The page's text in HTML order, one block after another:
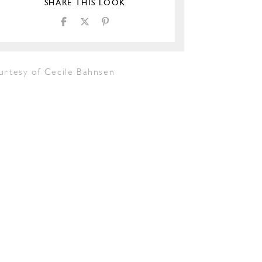
SHARE THIS LOOK
of Cecile Bahnsen